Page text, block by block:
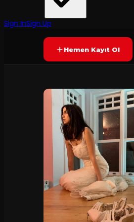
Sign InSign UpYAKINDA Yetersiz oy
Hemen Kayıt Ol